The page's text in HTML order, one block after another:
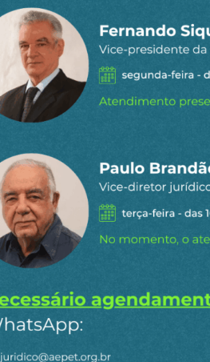
o acúmulo crítico das
e militantes – das
no Brasil, o que explica,
série na qual se procura
Cooper, Martijn Konigs e
formação do neoliberalismo,
o objetivo dos editores é o
o neoliberalismo, que passa
de conhecer o